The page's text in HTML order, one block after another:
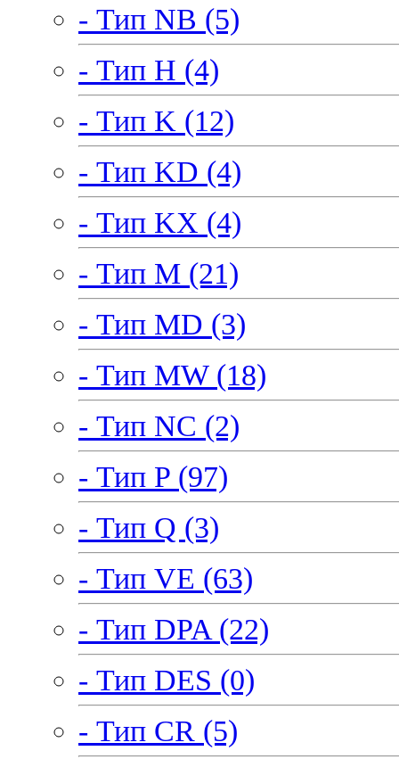
- Тип NB (5)
- Тип H (4)
- Тип K (12)
- Тип KD (4)
- Тип KX (4)
- Тип M (21)
- Тип MD (3)
- Тип MW (18)
- Тип NC (2)
- Тип P (97)
- Тип Q (3)
- Тип VE (63)
- Тип DPA (22)
- Тип DES (0)
- Тип CR (5)